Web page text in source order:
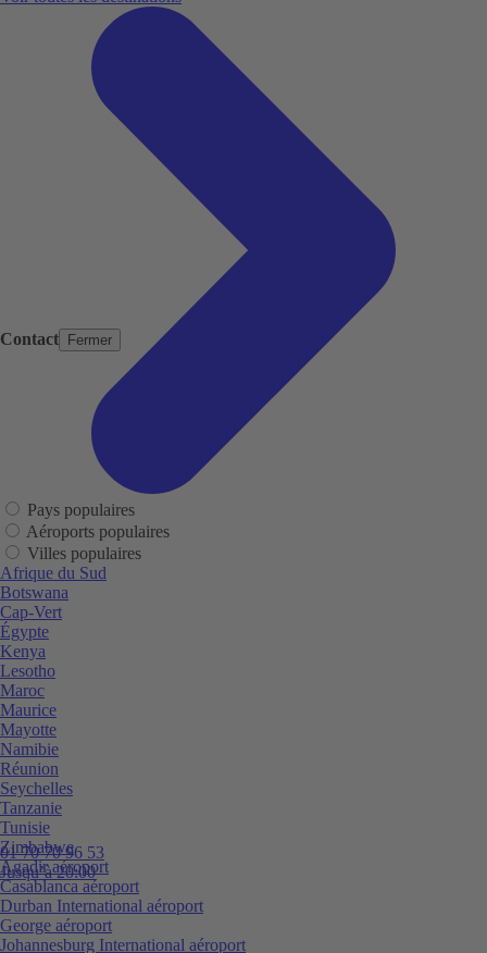
Contact Fermer
01 70 70 96 53
Jusqu’à 20:00
Pays populaires
Aéroports populaires
Villes populaires
Afrique du Sud
Botswana
Cap-Vert
Égypte
Kenya
Lesotho
Maroc
Maurice
Mayotte
Namibie
Réunion
Seychelles
Tanzanie
Tunisie
Zimbabwe
Agadir aéroport
Casablanca aéroport
Durban International aéroport
George aéroport
Johannesburg International aéroport